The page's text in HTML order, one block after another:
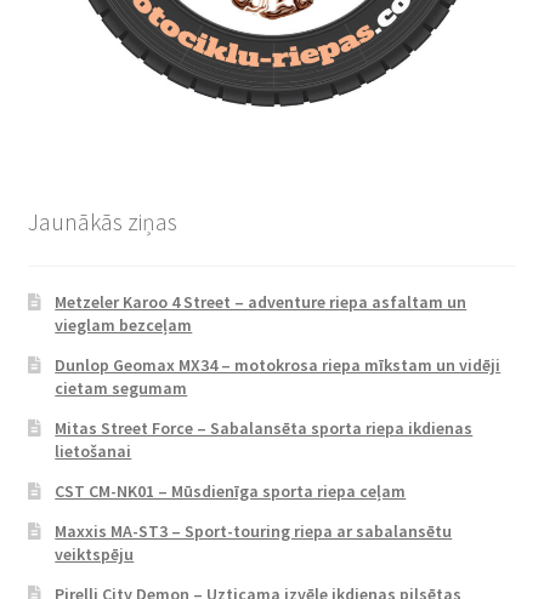
Jaunākās ziņas
Metzeler Karoo 4 Street – adventure riepa asfaltam un
vieglam bezceļam
Dunlop Geomax MX34 – motokrosa riepa mīkstam un vidēji
cietam segumam
Mitas Street Force – Sabalansēta sporta riepa ikdienas
lietošanai
CST CM-NK01 – Mūsdienīga sporta riepa ceļam
Maxxis MA-ST3 – Sport-touring riepa ar sabalansētu
veiktspēju
Pirelli City Demon – Uzticama izvēle ikdienas pilsētas